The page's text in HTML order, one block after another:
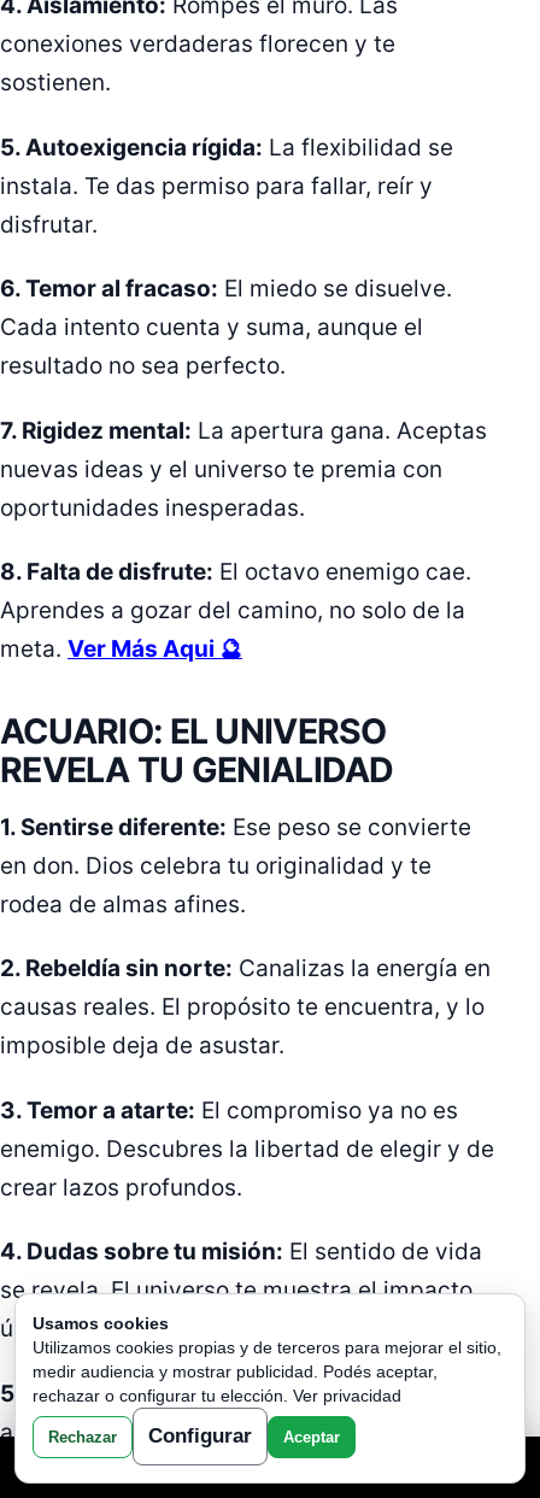
conexiones verdaderas florecen y te
sostienen.
5. Autoexigencia rígida: La flexibilidad se
instala. Te das permiso para fallar, reír y
disfrutar.
6. Temor al fracaso: El miedo se disuelve.
Cada intento cuenta y suma, aunque el
resultado no sea perfecto.
7. Rigidez mental: La apertura gana. Aceptas
nuevas ideas y el universo te premia con
oportunidades inesperadas.
8. Falta de disfrute: El octavo enemigo cae.
Aprendes a gozar del camino, no solo de la
meta. Ver Más Aqui 🔮
ACUARIO: EL UNIVERSO
REVELA TU GENIALIDAD
1. Sentirse diferente: Ese peso se convierte
en don. Dios celebra tu originalidad y te
rodea de almas afines.
2. Rebeldía sin norte: Canalizas la energía en
causas reales. El propósito te encuentra, y lo
imposible deja de asustar.
3. Temor a atarte: El compromiso ya no es
enemigo. Descubres la libertad de elegir y de
crear lazos profundos.
4. Dudas sobre tu misión: El sentido de vida
se revela. El universo te muestra el impacto
único que puedes dejar.
5. Falta de paciencia:Aprendes a esperar sin
ansiedad. Cada proceso tiene su magia y su
razón.
TU LECTURA AQUI
Usamos cookies
Utilizamos cookies propias y de terceros para mejorar el sitio,
medir audiencia y mostrar publicidad. Podés aceptar,
rechazar o configurar tu elección. Ver privacidad
Rechazar Configurar Aceptar